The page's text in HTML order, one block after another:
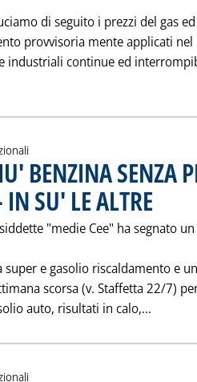
di seguito i prezzi del gas
provvisoria mente applicati nel
industriali continue ed
BENZINA SENZA
SU' LE ALTRE
"medie Cee" ha segnato un
e gasolio riscaldamento e
scorsa (v. Staffetta 22/7)
auto, risultati in calo,...